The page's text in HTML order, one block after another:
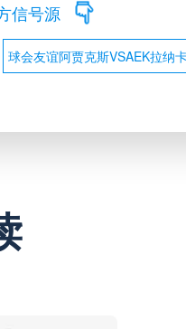
信号源
球会友谊阿贾克斯VSAEK拉纳